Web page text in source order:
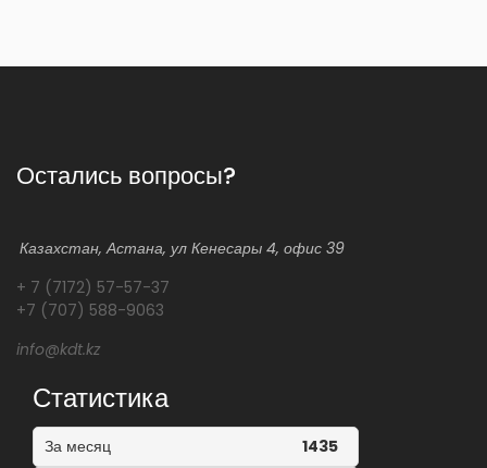
Остались вопросы?
Казахстан, Астана, ул Кенесары 4, офис 39
+ 7 (7172) 57-57-37
+7 (707) 588-9063
info@kdt.kz
Статистика
За месяц
1435